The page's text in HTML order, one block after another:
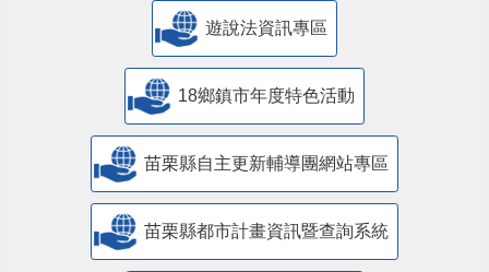
遊說法資訊專區
18鄉鎮市年度特色活動
苗栗縣自主更新輔導團網站專區
苗栗縣都市計畫資訊暨查詢系統